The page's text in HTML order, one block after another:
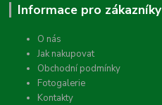
Informace pro zákazníky
O nás
Jak nakupovat
Obchodní podmínky
Fotogalerie
Kontakty